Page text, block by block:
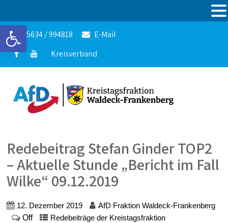
Werkzeugleiste öffnen
05634 / 994818
E-Mail
Kreisverband
Redebeitrag Stefan Ginder TOP2
– Aktuelle Stunde „Bericht im Fall
Wilke“ 09.12.2019
12. Dezember 2019 AfD Fraktion Waldeck-Frankenberg
Off Redebeiträge der Kreistagsfraktion